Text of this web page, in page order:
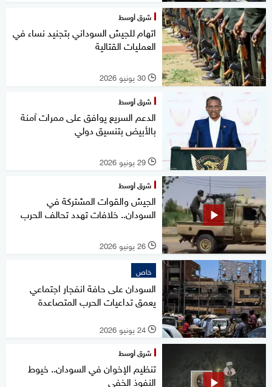
شرق أوسط
اتهام للجيش السوداني بتجنيد نساء في
العمليات القتالية
l 30 يونيو 2026
شرق أوسط
الدعم السريع يوافق على ممرات آمنة
بالأبيض بتنسيق دولي
l 29 يونيو 2026
شرق أوسط
الجيش والقوات المشتركة في
السودان.. خلافات تهدد تحالف الحرب
l 26 يونيو 2026
خاص
السودان على حافة انفجار اجتماعي
يعمق تداعيات الحرب المتصاعدة
l 24 يونيو 2026
شرق أوسط
تنظيم الإخوان في السودان.. خيوط
النفوذ الخفي